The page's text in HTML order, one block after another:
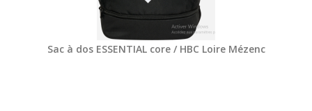
Sac à dos ESSENTIAL core / HBC Loire Mézenc